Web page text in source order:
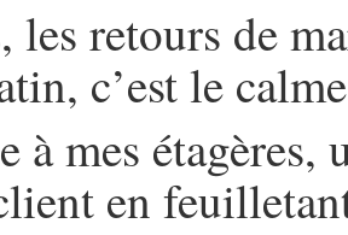
les retours de
c’est le
à mes
en